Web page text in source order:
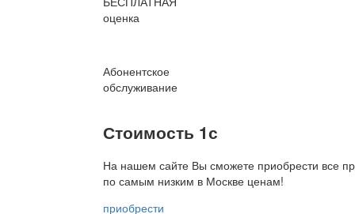
оценка
Абонентское
обслуживание
Стоимость 1с
На нашем сайте Вы сможете приобрести все
по самым низким в Москве ценам!
приобрести